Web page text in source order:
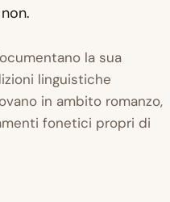
la sua
linguistiche
in ambito romanzo,
fonetici propri di